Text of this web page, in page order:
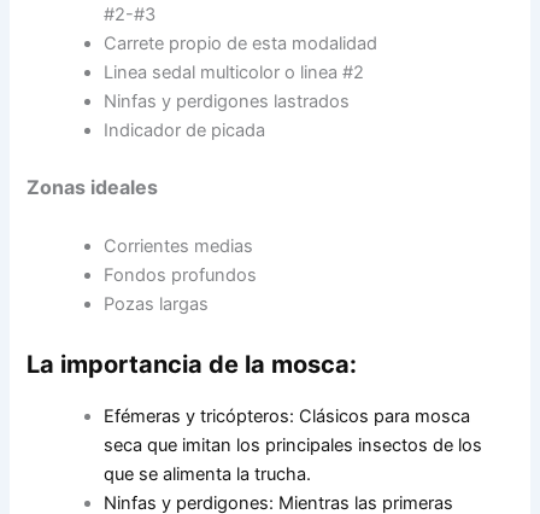
#2-#3
Carrete propio de esta modalidad
Linea sedal multicolor o linea #2
Ninfas y perdigones lastrados
Indicador de picada
Zonas ideales
Corrientes medias
Fondos profundos
Pozas largas
La importancia de la mosca:
Efémeras y tricópteros: Clásicos para mosca
seca que imitan los principales insectos de los
que se alimenta la trucha.
Ninfas y perdigones: Mientras las primeras